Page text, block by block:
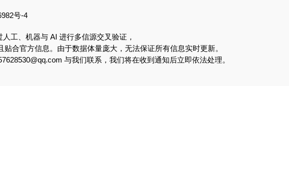
号-4
工、机器与 AI 进行多信源交叉验证，
合官方信息。由于数据体量庞大，无法保证所有信息实时更新。
与我们联系，我们将在收到通知后立即依法处理。